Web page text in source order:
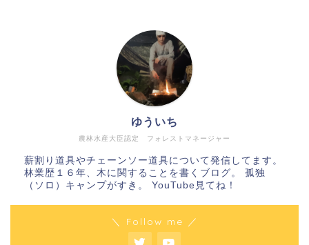
農林水産大臣認定 フォレストマネージャー
ゆういち
薪割り道具やチェーンソー道具について発信してます。
林業歴１６年、木に関することを書くブログ。 孤独
（ソロ）キャンプがすき。 YouTube見てね！
＼ Follow me ／